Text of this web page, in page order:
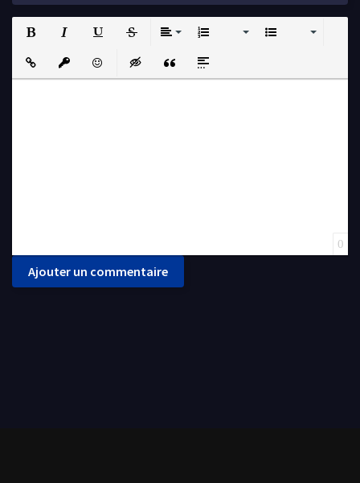
Strikethrough
Insert LinkInsert protected link
EmoticonsInsert hidden text
Insert QuoteInsert spoiler
0
Ajouter un commentaire